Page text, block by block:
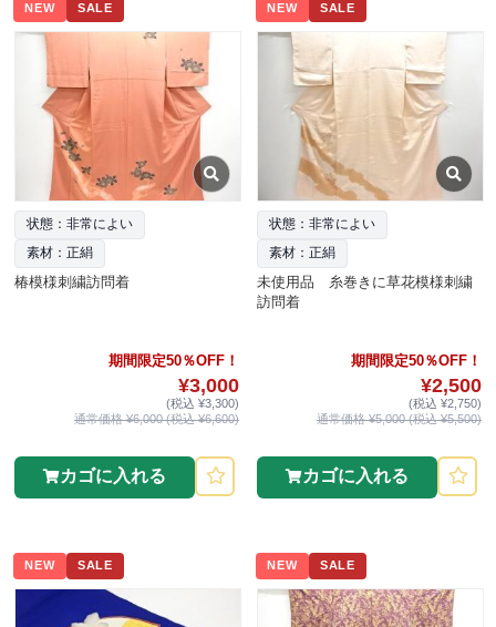
NEW SALE
状態：非常によい
素材：正絹
椿模様刺繍訪問着
期間限定50％OFF！
¥3,000
(税込 ¥3,300)
通常価格 ¥6,000 (税込 ¥6,600)
カゴに入れる
NEW SALE
状態：非常によい
素材：正絹
未使用品 糸巻きに草花模様刺繍
訪問着
期間限定50％OFF！
¥2,500
(税込 ¥2,750)
通常価格 ¥5,000 (税込 ¥5,500)
カゴに入れる
NEW SALE NEW SALE